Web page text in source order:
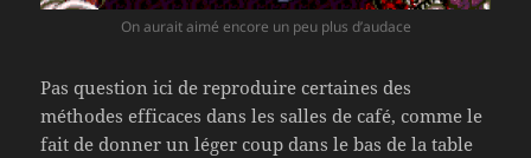
On aurait aimé encore un peu plus d’audace
Pas question ici de reproduire certaines des
méthodes efficaces dans les salles de café, comme le
fait de donner un léger coup dans le bas de la table